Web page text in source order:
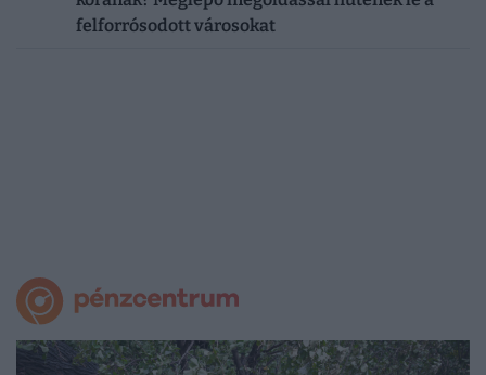
felforrósodott városokat